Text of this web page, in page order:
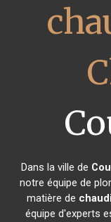
Dans la ville de
notre équipe de
matière de
équipe d'experts